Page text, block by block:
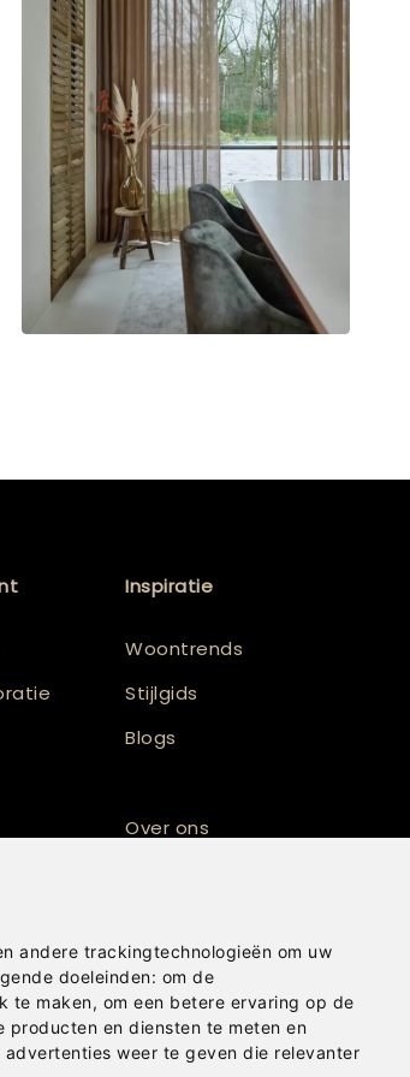
andere trackingtechnologieën om uw
doeleinden: om de
te maken, om een betere ervaring op de
producten en diensten te meten en
advertenties weer te geven die relevanter
Inspiratie
Woontrends
Stijlgids
Blogs
Over ons